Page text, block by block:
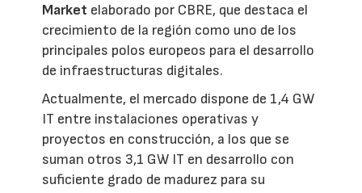
Market elaborado por CBRE, que destaca el
crecimiento de la región como uno de los
principales polos europeos para el desarrollo
de infraestructuras digitales.
Actualmente, el mercado dispone de 1,4 GW
IT entre instalaciones operativas y
proyectos en construcción, a los que se
suman otros 3,1 GW IT en desarrollo con
suficiente grado de madurez para su